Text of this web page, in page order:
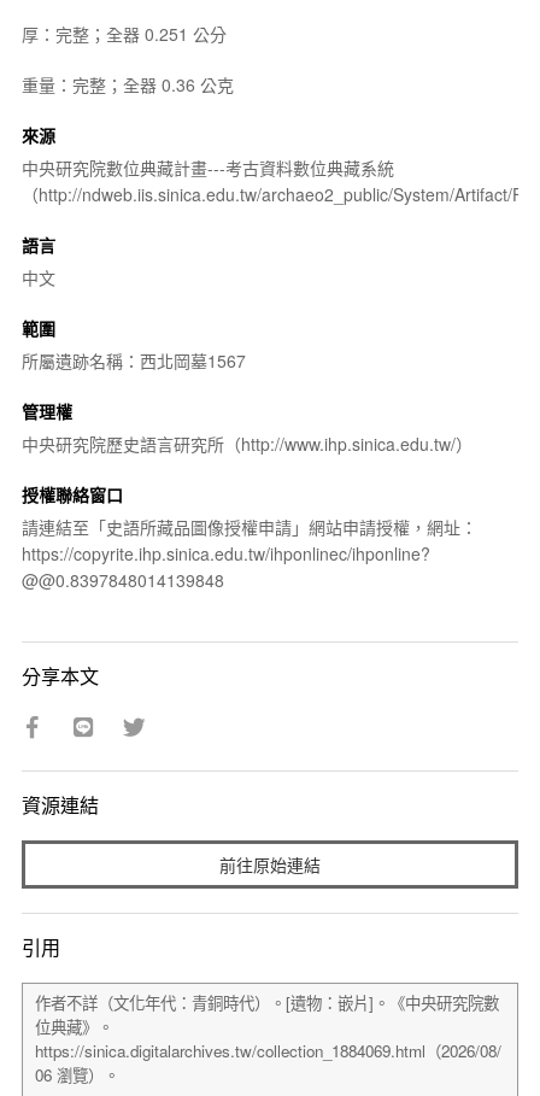
厚：完整；全器 0.251 公分
重量：完整；全器 0.36 公克
來源
中央研究院數位典藏計畫---考古資料數位典藏系統
（http://ndweb.iis.sinica.edu.tw/archaeo2_public/System/Artifact/
語言
中文
範圍
所屬遺跡名稱：西北岡墓1567
管理權
中央研究院歷史語言研究所（http://www.ihp.sinica.edu.tw/）
授權聯絡窗口
請連結至「史語所藏品圖像授權申請」網站申請授權，網址：
https://copyrite.ihp.sinica.edu.tw/ihponlinec/ihponline?
@@0.8397848014139848
分享本文
資源連結
前往原始連結
引用